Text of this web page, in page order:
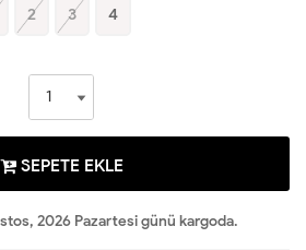
2 3 4
SEPETE EKLE
2026 Pazartesi günü kargoda.